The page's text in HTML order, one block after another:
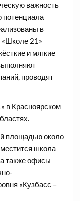
важность
потенциала
в
«Школе 21»
и мягкие
проводят
в Красноярском
площадью около
школа
также офисы
«Кузбасс –